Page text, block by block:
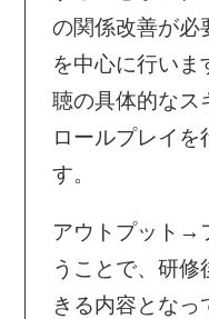
の関係改善が必
を中心に行いま
聴の具体的なス
ロールプレイ
す。
アウトプット→
うことで、研
きる内容となっ